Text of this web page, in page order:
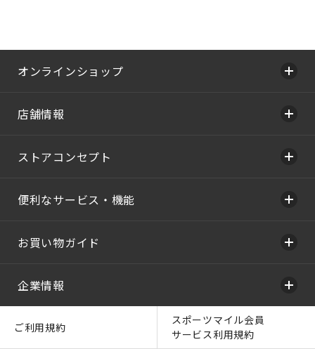
オンラインショップ
店舗情報
ストアコンセプト
便利なサービス・機能
お買い物ガイド
企業情報
ご利用規約
スポーツマイル会員
サービス利用規約